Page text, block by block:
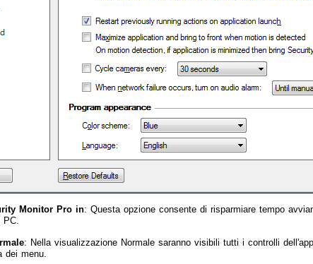
Monitor Pro in: Questa opzione consente di risparmiare tempo
: Nella visualizzazione Normale saranno visibili tutti i controlli
dei menu.